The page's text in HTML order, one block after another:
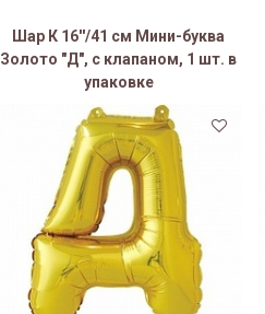
Шар К 16''/41 см Мини-буква
Золото "Д", с клапаном, 1 шт. в
упаковке